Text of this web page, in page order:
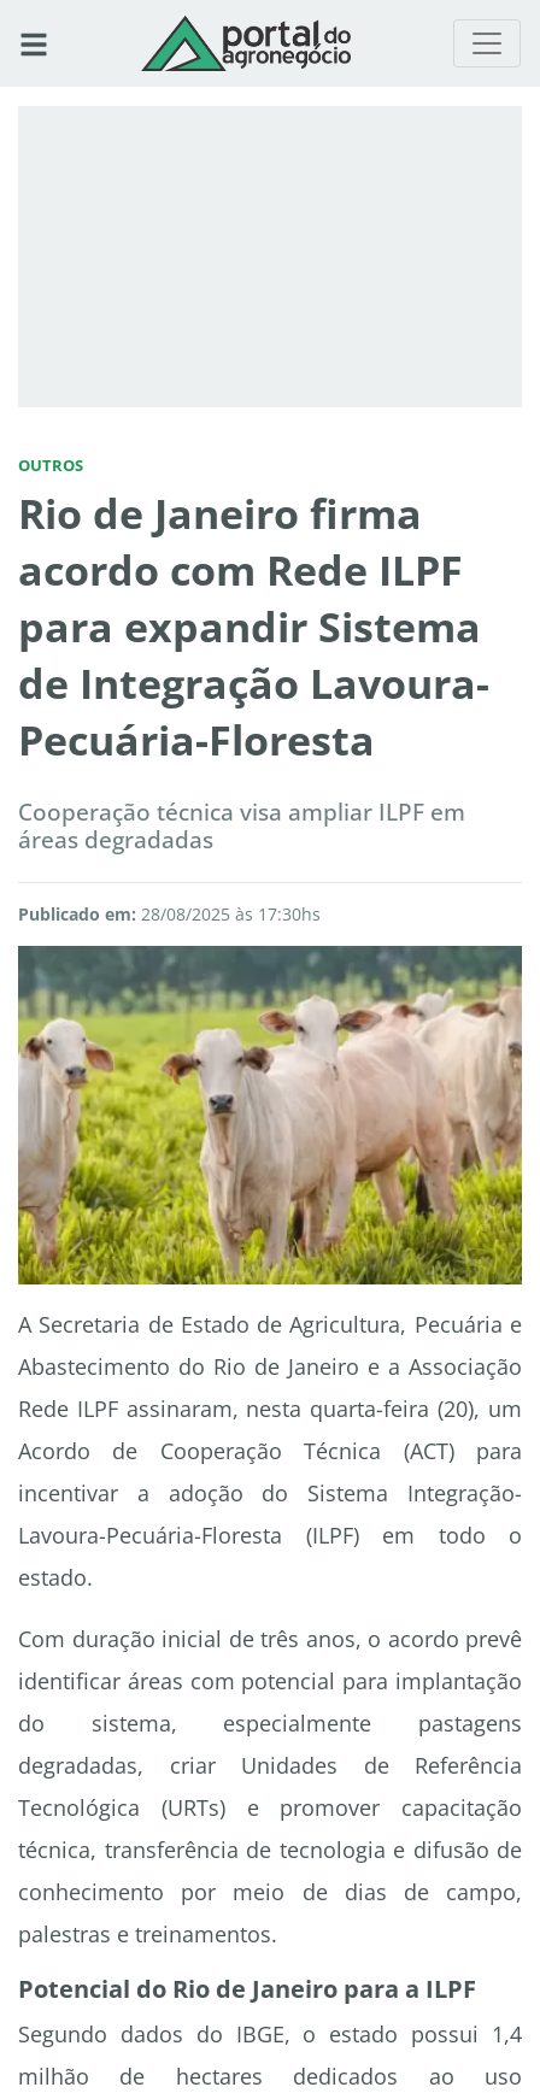
OUTROS
Rio de Janeiro firma
acordo com Rede ILPF
para expandir Sistema
de Integração Lavoura-
Pecuária-Floresta
Cooperação técnica visa ampliar ILPF em
áreas degradadas
Publicado em: 28/08/2025 às 17:30hs
A Secretaria de Estado de Agricultura, Pecuária e
Abastecimento do Rio de Janeiro e a Associação
Rede ILPF assinaram, nesta quarta-feira (20), um
Acordo de Cooperação Técnica (ACT) para
incentivar a adoção do Sistema Integração-
Lavoura-Pecuária-Floresta (ILPF) em todo o
estado.
Com duração inicial de três anos, o acordo prevê
identificar áreas com potencial para implantação
do sistema, especialmente pastagens
degradadas, criar Unidades de Referência
Tecnológica (URTs) e promover capacitação
técnica, transferência de tecnologia e difusão de
conhecimento por meio de dias de campo,
palestras e treinamentos.
Potencial do Rio de Janeiro para a ILPF
Segundo dados do IBGE, o estado possui 1,4
milhão de hectares dedicados ao uso